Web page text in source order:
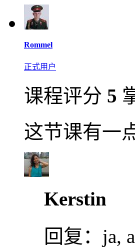
Rommel
正式用户
课程评分 5
这节课有一
Kerstin
回复： ja,